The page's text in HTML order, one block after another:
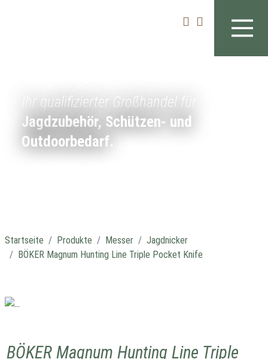
Ihr qualifizierter Großhandel für
Jagdzubehör, Schützen- und
Outdoorbedarf.
Startseite Produkte Messer
Jagdnicker
BÖKER Magnum Hunting Line Triple Pocket Knife
BÖKER Magnum Hunting Line Triple